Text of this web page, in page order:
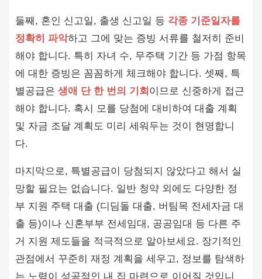
둘째, 혼인 신고일, 출생 신고일 등 각종 기준일자를
정확히 파악하고 그에 맞는 증빙 서류를 철저히 준비
해야 합니다. 특히 자녀 수, 무주택 기간 등 가점 항목
에 대한 증빙은 꼼꼼하게 체크해야 합니다. 셋째, 특
별공급은 생애 단 한 번의 기회 이므로 신중하게 접근
해야 합니다. 혹시 모를 당첨에 대비하여 대출 계획
및 자금 조달 계획도 미리 세워두는 것이 현명합니
다.
마지막으로, 특별공급이 당첨되지 않았다고 해서 실
망할 필요는 없습니다. 일반 청약 외에도 다양한 정
부 지원 주택 대출 (디딤돌 대출, 버팀목 전세자금 대
출 등)이나 신혼부부 전세임대, 공공임대 등 다른 주
거 지원 제도들을 적극적으로 알아보세요. 장기적인
관점에서 꾸준히 재정 계획을 세우고, 정보를 탐색하
는 노력이 성공적인 내 집 마련으로 이어질 것입니